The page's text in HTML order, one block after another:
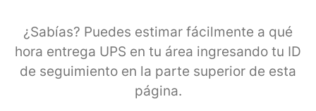
¿Sabías? Puedes estimar fácilmente a qué
hora entrega UPS en tu área ingresando tu ID
de seguimiento en la parte superior de esta
página.